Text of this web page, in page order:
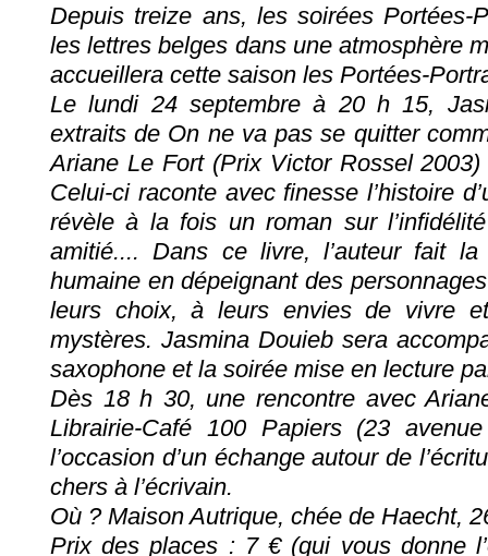
Depuis treize ans, les soirées Portées-
les lettres belges dans une atmosphère
accueillera cette saison les Portées-
Le lundi 24 septembre à 20 h 15,
extraits de On ne va pas se quitter
Ariane Le Fort (Prix Victor Rossel
Celui-ci raconte avec finesse l’histoire
révèle à la fois un roman sur
amitié.... Dans ce livre, l’auteur fait
humaine en dépeignant des
leurs choix, à leurs envies de vivre
mystères. Jasmina Douieb sera
saxophone et la soirée mise en lecture
Dès 18 h 30, une rencontre avec
Librairie-Café 100 Papiers (23
l’occasion d’un échange autour de
chers à l’écrivain.
Où ? Maison Autrique, chée de Haecht,
Prix des places : 7 € (qui vous donne